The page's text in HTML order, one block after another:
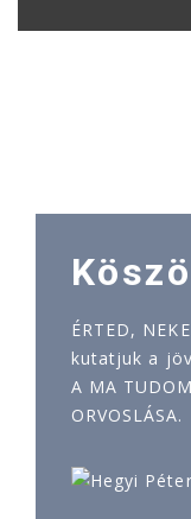
ÉRTED,
kutatjuk a
A MA
ORVOSLÁSA.